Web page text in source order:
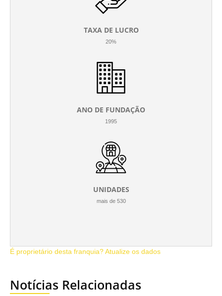
TAXA DE LUCRO
20%
ANO DE FUNDAÇÃO
1995
UNIDADES
mais de 530
É proprietário desta franquia? Atualize os dados
Notícias Relacionadas